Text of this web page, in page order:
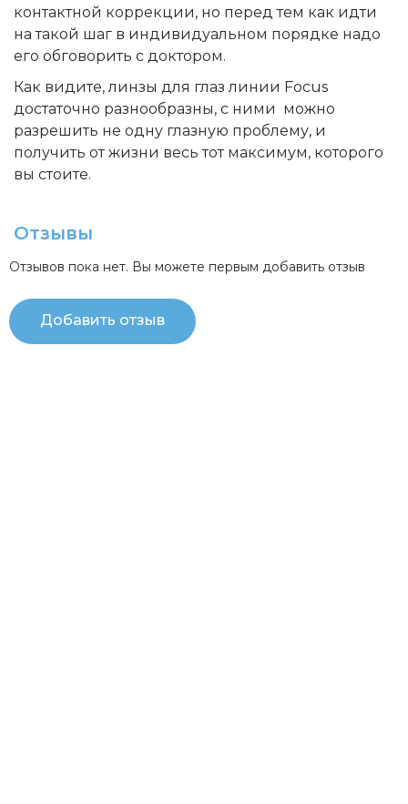
контактной коррекции, но перед тем как идти
на такой шаг в индивидуальном порядке надо
его обговорить с доктором.
Как видите, линзы для глаз линии Focus
достаточно разнообразны, с ними можно
разрешить не одну глазную проблему, и
получить от жизни весь тот максимум, которого
вы стоите.
Отзывы
Отзывов пока нет. Вы можете первым добавить отзыв
Добавить отзыв